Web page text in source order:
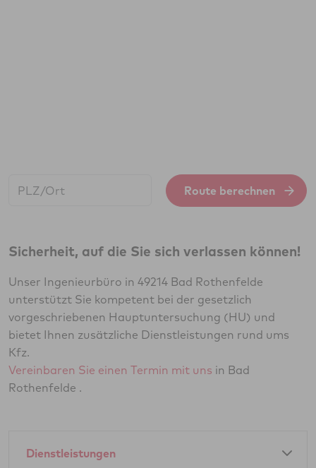
Route berechnen
Sicherheit, auf die Sie sich verlassen können!
Unser Ingenieurbüro in 49214 Bad Rothenfelde
unterstützt Sie kompetent bei der gesetzlich
vorgeschriebenen Hauptuntersuchung (HU) und
bietet Ihnen zusätzliche Dienstleistungen rund ums
Kfz.
Vereinbaren Sie einen Termin mit uns in Bad
Rothenfelde .
Dienstleistungen